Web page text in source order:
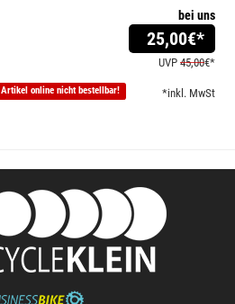
bei uns
25,00€*
UVP 45,00€*
*inkl. MwSt
Artikel online nicht bestellbar!